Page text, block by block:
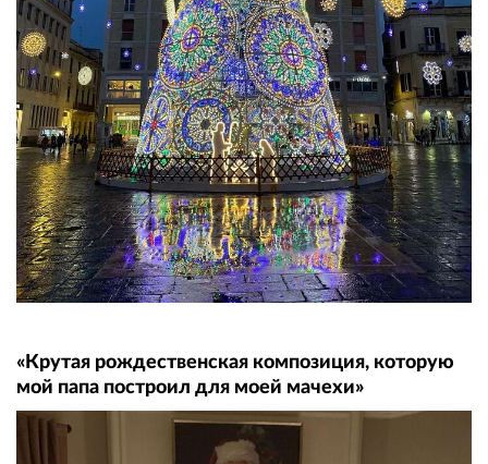
«Крутая рождественская композиция, которую
мой папа построил для моей мачехи»